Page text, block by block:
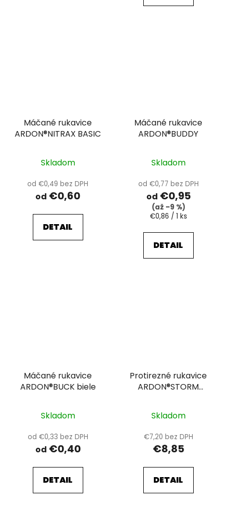
Máčané rukavice
ARDON®NITRAX BASIC
Skladom
od €0,49 bez DPH
od €0,60
DETAIL
Máčané rukavice
ARDON®BUDDY
Skladom
od €0,77 bez DPH
od €0,95
(až –9 %)
Jednotková
€0,86 / 1 ks
DETAIL
Máčané rukavice
ARDON®BUCK biele
Skladom
od €0,33 bez DPH
od €0,40
DETAIL
Protirezné rukavice
ARDON®STORM
Skladom
€7,20 bez DPH
€8,85
DETAIL